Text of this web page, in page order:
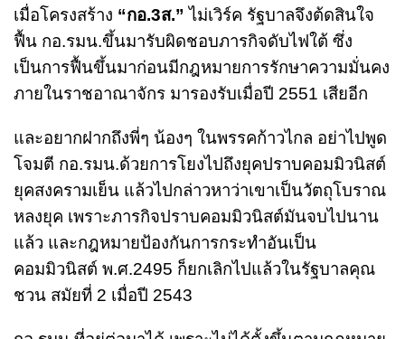
เมื่อโครงสร้าง “กอ.3ส.” ไม่เวิร์ค รัฐบาลจึงต้ดสินใจ
ฟื้น กอ.รมน.ขึ้นมารับผิดชอบภารกิจดับไฟใต้ ซึ่ง
เป็นการฟื้นขึ้นมาก่อนมีกฎหมายการรักษาความมั่นคง
ภายในราชอาณาจักร มารองรับเมื่อปี 2551 เสียอีก
และอยากฝากถึงพี่ๆ น้องๆ ในพรรคก้าวไกล อย่าไปพูด
โจมตี กอ.รมน.ด้วยการโยงไปถึงยุคปราบคอมมิวนิสต์
ยุคสงครามเย็น แล้วไปกล่าวหาว่าเขาเป็นวัตถุโบราณ
หลงยุค เพราะภารกิจปราบคอมมิวนิสต์มันจบไปนาน
แล้ว และกฎหมายป้องกันการกระทำอันเป็น
คอมมิวนิสต์ พ.ศ.2495 ก็ยกเลิกไปแล้วในรัฐบาลคุณ
ชวน สมัยที่ 2 เมื่อปี 2543